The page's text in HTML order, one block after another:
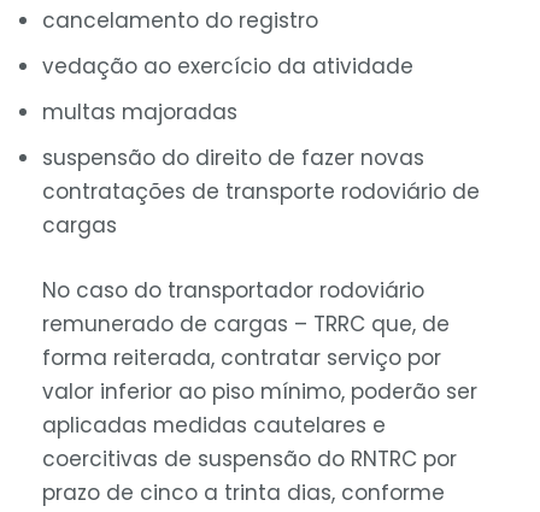
cancelamento do registro
vedação ao exercício da atividade
multas majoradas
suspensão do direito de fazer novas
contratações de transporte rodoviário de
cargas
No caso do transportador rodoviário
remunerado de cargas – TRRC que, de
forma reiterada, contratar serviço por
valor inferior ao piso mínimo, poderão ser
aplicadas medidas cautelares e
coercitivas de suspensão do RNTRC por
prazo de cinco a trinta dias, conforme